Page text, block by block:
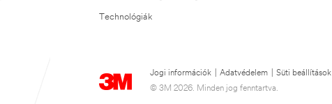
Technológiák
Jogi információk Adatvédelem
Süti beállítások
© 3M 2026. Minden jog fenntartva.